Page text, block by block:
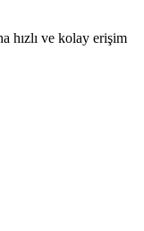
hızlı ve kolay erişim